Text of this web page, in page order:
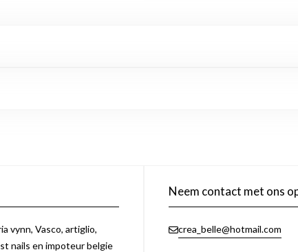
vynn, Vasco, artiglio,
nails en impoteur belgie
Neem contact met ons
crea_belle@hotmail.com